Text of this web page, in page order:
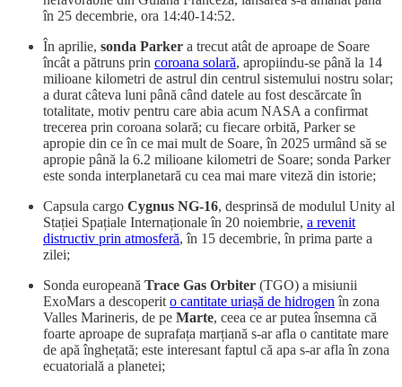
în 25 decembrie, ora 14:40-14:52.
În aprilie, sonda Parker a trecut atât de aproape de Soare
încât a pătruns prin coroana solară, apropiindu-se până la 14
milioane kilometri de astrul din centrul sistemului nostru solar;
a durat câteva luni până când datele au fost descărcate în
totalitate, motiv pentru care abia acum NASA a confirmat
trecerea prin coroana solară; cu fiecare orbită, Parker se
apropie din ce în ce mai mult de Soare, în 2025 urmând să se
apropie până la 6.2 milioane kilometri de Soare; sonda Parker
este sonda interplanetară cu cea mai mare viteză din istorie;
Capsula cargo Cygnus NG-16, desprinsă de modulul Unity al
Stației Spațiale Internaționale în 20 noiembrie, a revenit
distructiv prin atmosferă, în 15 decembrie, în prima parte a
zilei;
Sonda europeană Trace Gas Orbiter (TGO) a misiunii
ExoMars a descoperit o cantitate uriașă de hidrogen în zona
Valles Marineris, de pe Marte, ceea ce ar putea însemna că
foarte aproape de suprafața marțiană s-ar afla o cantitate mare
de apă înghețată; este interesant faptul că apa s-ar afla în zona
ecuatorială a planetei;